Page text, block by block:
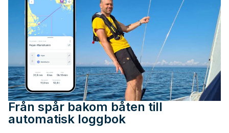
Från spår bakom båten till
automatisk loggbok